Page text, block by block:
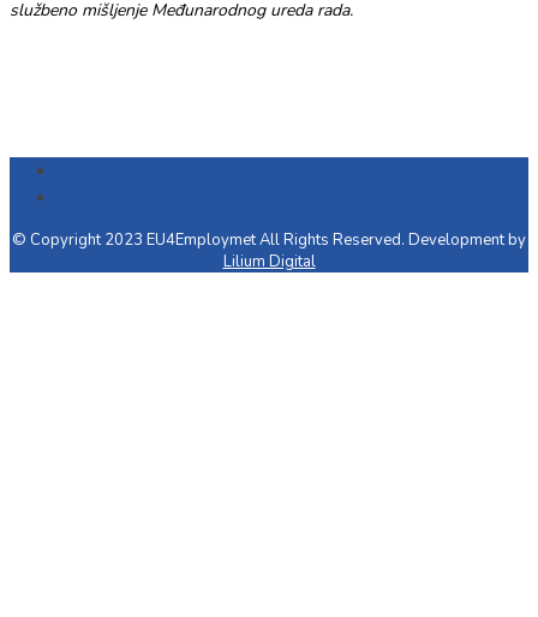
službeno mišljenje Međunarodnog ureda rada.
© Copyright 2023 EU4Employmet All Rights Reserved. Development by
Lilium Digital